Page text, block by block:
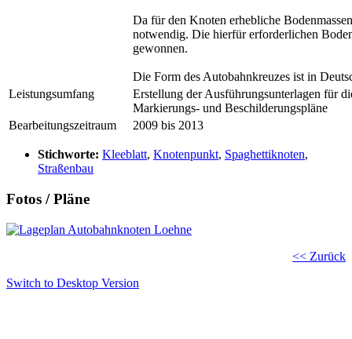
Da für den Knoten erhebliche
notwendig. Die hierfür erforderlichen
gewonnen.
Die Form des Autobahnkreuzes ist in
Leistungsumfang
Erstellung der Ausführungsunterlagen für
Markierungs- und Beschilderungspläne
Bearbeitungszeitraum
2009 bis 2013
Stichworte: Kleeblatt, Knotenpunkt, Spaghettiknoten,
Straßenbau
Fotos / Pläne
<< Zurück
Switch to Desktop Version